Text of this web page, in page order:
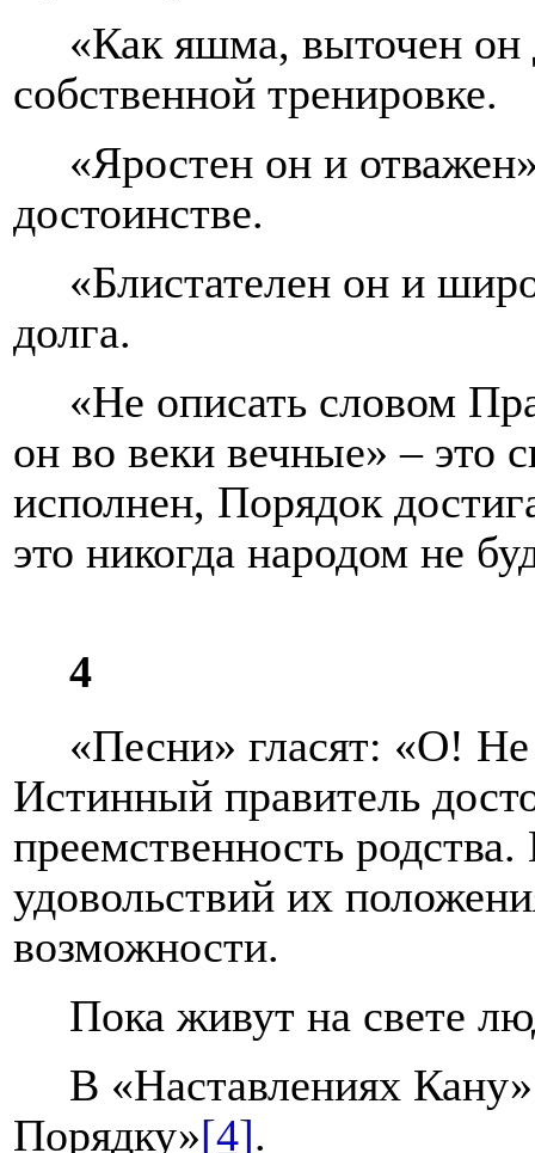
«Как яшма, выточен он
собственной тренировке.
«Яростен он и
достоинстве.
«Блистателен он и
долга.
«Не описать словом
он во веки вечные» – это
исполнен, Порядок
это никогда народом не
4
«Песни» гласят: «О!
Истинный правитель
преемственность
удовольствий их
возможности.
Пока живут на свете
В «Наставлениях
Порядку»[4].